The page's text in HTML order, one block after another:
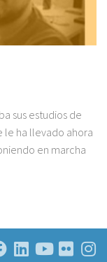
sus estudios de
le ha llevado ahora
en marcha